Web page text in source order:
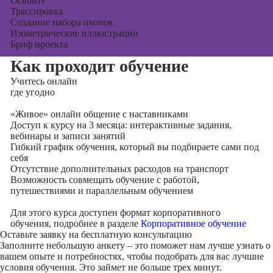
Трассировка
Создание набора иконок
Изометрические иллюстрации
Бриф проекта
Как проходит обучение
Учитесь онлайн
где угодно
«Живое» онлайн общение с наставниками
Доступ к курсу на 3 месяца: интерактивные задания,
вебинары и записи занятий
Гибкий график обучения, который вы подбираете сами под
себя
Отсутствие дополнительных расходов на транспорт
Возможность совмещать обучение с работой,
путешествиями и параллельным обучением
Для этого курса доступен формат корпоративного
обучения, подробнее в разделе Корпоративное обучение
Оставьте заявку на бесплатную консультацию
Заполните небольшую анкету – это поможет нам лучше узнать о
вашем опыте и потребностях, чтобы подобрать для вас лучшие
условия обучения. Это займет не больше трех минут.